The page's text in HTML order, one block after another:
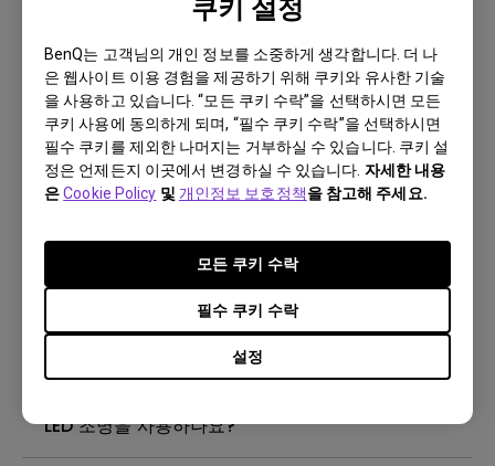
쿠키 설정
BenQ는 고객님의 개인 정보를 소중하게 생각합니다. 더 나
은 웹사이트 이용 경험을 제공하기 위해 쿠키와 유사한 기술
을 사용하고 있습니다. “모든 쿠키 수락”을 선택하시면 모든
쿠키 사용에 동의하게 되며, “필수 쿠키 수락”을 선택하시면
필수 쿠키를 제외한 나머지는 거부하실 수 있습니다. 쿠키 설
정은 언제든지 이곳에서 변경하실 수 있습니다. 자세한 내용
은Cookie Policy 및 개인정보 보호정책을 참고해 주세요.
설정
필수 쿠키 수락
모든 쿠키 수락
모니터에 깜박임이 발생하는 이유는 무엇인가요?
벤큐 모니터를 청소, 소독 및 살균하는 가장 좋은 방
법은 무엇인가요?
벤큐 모니터를 사용하려면 Windows에 WHQL
(Windows Hardware Quality Labs) 드라이버를
설치해야 하나요? WHQL 드라이버의 업데이트 버
전이 있나요?
LED 조명을 사용하나요?